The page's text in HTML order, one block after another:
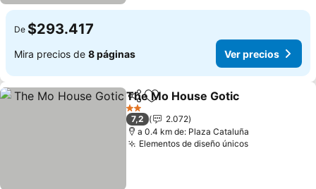
De $293.417
Mira precios de 8 páginas Ver precios
CompartirAgregar a favoritos
The Mo House Gotic
2 Estrellas
7,2
2.072
a 0.4 km de: Plaza Cataluña
Elementos de diseño únicos